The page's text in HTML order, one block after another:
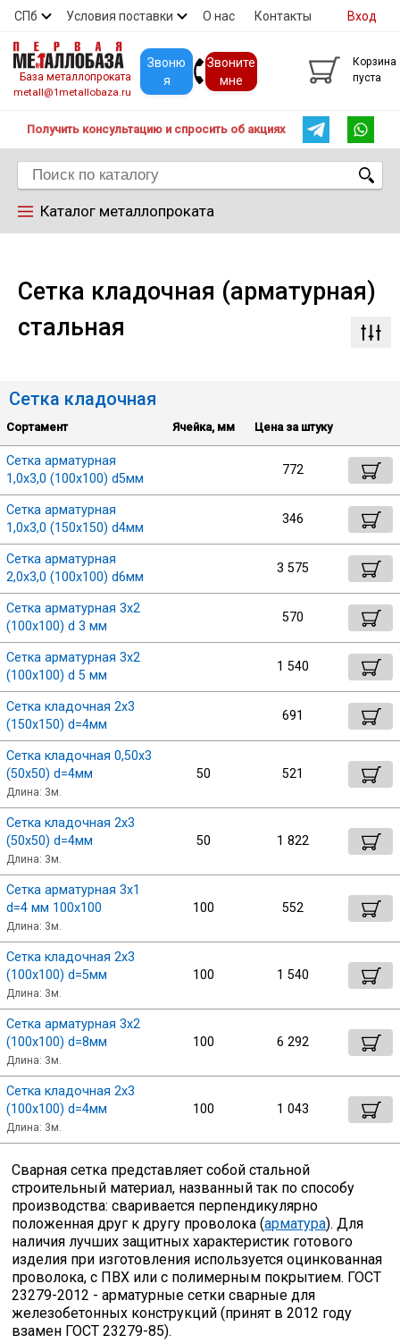
СПб Условия поставки О нас Контакты
Скидки Прайс Покупателям
Вход
База металлопроката
metall@1metallobaza.ru
Звоню
я
Звоните
мне
Корзина
пуста
Получить консультацию и спросить об акциях
Каталог металлопроката
Уголок
Балка
Швеллер
Квадрат
Полоса
Катанка
Винтовые сваи
Столбы заборные
Сетка кладочная
Проволока
Скобо-гибочные изделия
Остальное
Нержавейка
Сетка кладочная (арматурная)
стальная
Сбросить настройки фильтра
Сетка кладочная
Сортамент Ячейка, мм Цена за штуку
Сетка арматурная
1,0х3,0 (100х100) d5мм
772
Сетка арматурная
1,0х3,0 (150х150) d4мм
346
Сетка арматурная
2,0х3,0 (100х100) d6мм
3 575
Сетка арматурная 3х2
(100х100) d 3 мм
570
Сетка арматурная 3х2
(100х100) d 5 мм
1 540
Сетка кладочная 2х3
(150х150) d=4мм
691
Сетка кладочная 0,50х3
(50х50) d=4мм
Длина: 3м.
50 521
Сетка кладочная 2х3
(50х50) d=4мм
Длина: 3м.
50 1 822
Сетка арматурная 3х1
d=4 мм 100х100
Длина: 3м.
100 552
Сетка кладочная 2х3
(100х100) d=5мм
Длина: 3м.
100 1 540
Сетка арматурная 3х2
(100х100) d=8мм
Длина: 3м.
100 6 292
Сетка кладочная 2х3
(100х100) d=4мм
Длина: 3м.
100 1 043
Сварная сетка представляет собой стальной
строительный материал, названный так по способу
производства: сваривается перпендикулярно
положенная друг к другу проволока (арматура). Для
наличия лучших защитных характеристик готового
изделия при изготовления используется оцинкованная
проволока, с ПВХ или с полимерным покрытием. ГОСТ
23279-2012 - арматурные сетки сварные для
железобетонных конструкций (принят в 2012 году
взамен ГОСТ 23279-85).